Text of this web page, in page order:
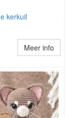
kerkuil
Meer info